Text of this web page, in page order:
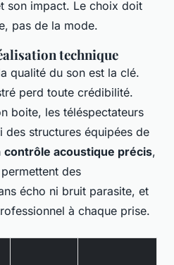
son impact. Le choix doit
pas de la mode.
technique
qualité du son est la clé.
perd toute crédibilité.
boite, les téléspectateurs
des structures équipées de
contrôle acoustique précis,
des
écho ni bruit parasite, et
à chaque prise.